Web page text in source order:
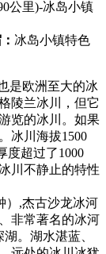
公里)-冰岛小镇
冰岛小镇特色
是欧洲至大的冰
陵兰冰川，但它
览的冰川。如果
冰川海拔1500
度超过了1000
川不静止的特性
）,杰古沙龙冰河
非常著名的冰河
。湖水湛蓝、